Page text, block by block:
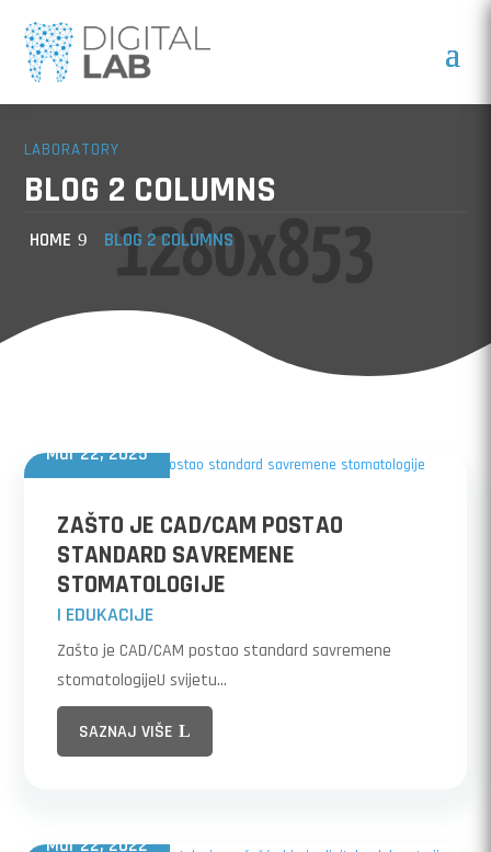
LABORATORY
BLOG 2 COLUMNS
HOME BLOG 2 COLUMNS
Mar 22, 2025
ZAŠTO JE CAD/CAM POSTAO
STANDARD SAVREMENE
STOMATOLOGIJE
| EDUKACIJE
Zašto je CAD/CAM postao standard savremene
stomatologijeU svijetu...
SAZNAJ VIŠE
Mar 22, 2022